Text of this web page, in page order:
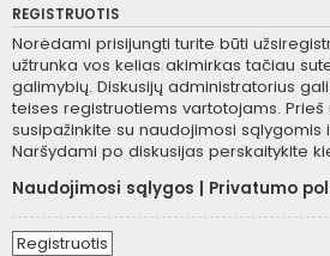
REGISTRUOTIS
Norėdami prisijungti turite būti
užtrunka vos kelias akimirkas tačiau
galimybių. Diskusijų administratorius
teises registruotiems vartotojams.
susipažinkite su naudojimosi sąlygomis
Naršydami po diskusijas perskaitykite
Naudojimosi sąlygos
Privatumo
Registruotis